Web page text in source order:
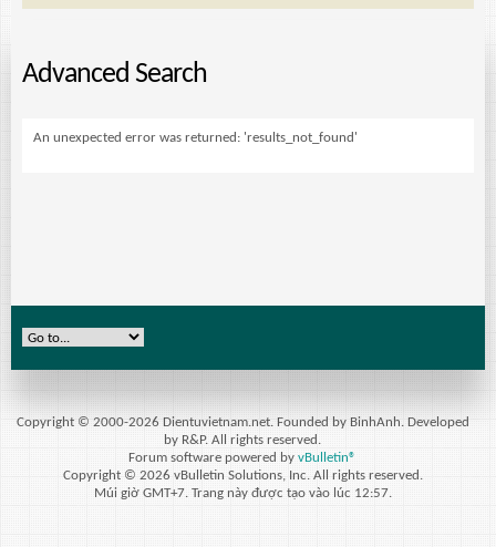
Advanced Search
An unexpected error was returned: 'results_not_found'
Copyright © 2000-2026 Dientuvietnam.net. Founded by BinhAnh. Developed
by R&P. All rights reserved.
Forum software powered by vBulletin®
Copyright © 2026 vBulletin Solutions, Inc. All rights reserved.
Múi giờ GMT+7. Trang này được tạo vào lúc 12:57.